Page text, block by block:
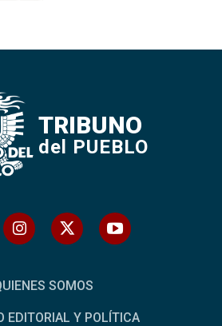
TRIBUNO
del PUEBLO
SOMOS
EDITORIAL Y POLÍTICA